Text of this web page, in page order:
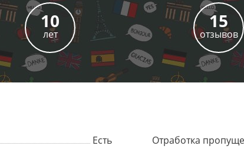
10
лет
15
отзывов
Есть Отработка